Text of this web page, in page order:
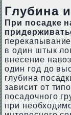
Глубина
При посадке
в один штык
внесение
один год до
глубина
зависит от
посадочного
при